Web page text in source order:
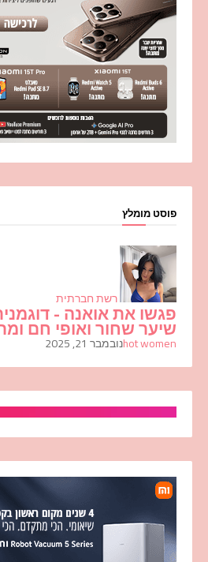
פוסט מומלץ
רשת חברתית
פגשו את אואנה -
שיער שחור ואופי חם
hot womenנובמבר 21, 2025